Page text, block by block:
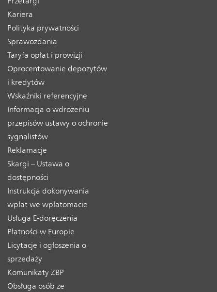
Kariera
Polityka prywatności
Sprawozdania
Taryfa opłat i prowizji
Oprocentowanie depozytów
i kredytów
Wskaźniki referencyjne
Informacja o wdrożeniu
przepisów ustawy o ochronie
sygnalistów
Reklamacje
Skargi – Ustawa o
dostępności
Instrukcja dokonywania
wpłat we wpłatomacie
Usługa E-doręczenia
Płatności w Europie
Licytacje i ogłoszenia o
sprzedaży
Komunikaty ZBP
Obsługa osób ze